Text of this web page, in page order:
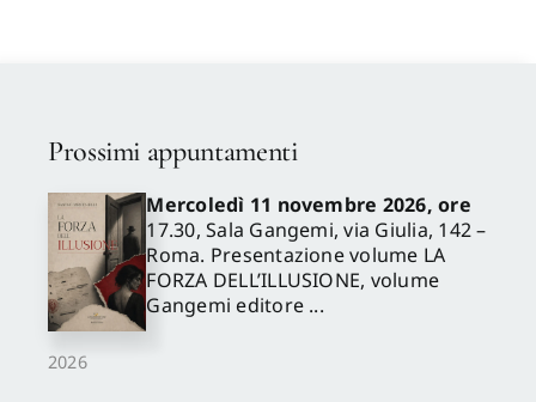
Prossimi appuntamenti
2026
Mercoledì 11 novembre 2026, ore
17.30, Sala Gangemi, via Giulia, 142 –
Roma. Presentazione volume LA
FORZA DELL’ILLUSIONE, volume
Gangemi editore ...